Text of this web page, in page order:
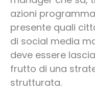
azioni
presente quali
di social media
deve essere
frutto di una
strutturata.